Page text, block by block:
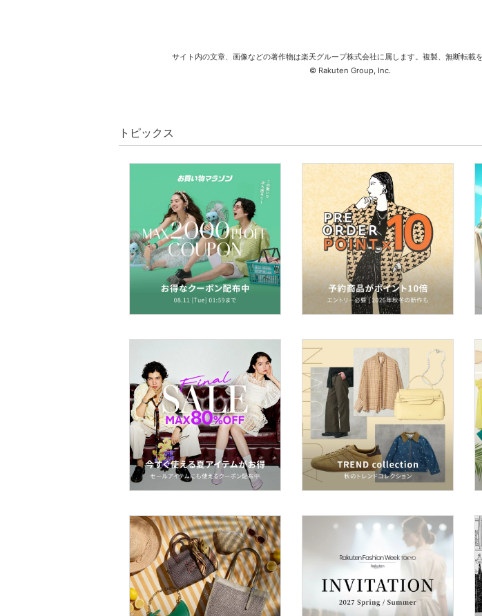
サイト内の文章、画像などの著作物は楽天グループ株式会社に属します。複製、無断転載を
© Rakuten Group, Inc.
トピックス